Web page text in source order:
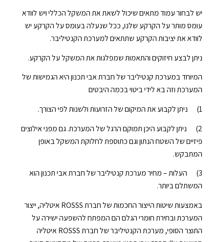
יש לבחור עמוד מתאים שיכול לשאת את המשקל הכללי ויש לוודא
עומס מותר על הקרקע שלנו, ככל שנעלה בעומס על הקרקע יש
לוודא את יציבות הקרקע שתתאים למערכת הקנטיליבר.
ניתן לבצע חיזוקים והתאמות שמפלגות את המשקל על הקרקע.
המיוחד במערכת קנטיליבר של חברת אבי תכנון היא הגמישות של
המערכת וזה בא לידי ביטוי בכמה היבטים
1) ניתן לקבוע את המיקום של הזרועות ולשנות לפי הצורך.
2) ניתן לקבוע היכן תמוקם הרגל של המערכת. גם מפני אילוצים
פיזיים של השטח הנתון וגם כתוספת לחלוקת המשקל באופן
המתבקש.
3) העלות – מחיר מערכת קנטיליבר של חברת אבי תכנון הוא
המשתלם ביותר.
באמצעות שיטות הייצור החכמות של חברת ROSSS איטליה, ייצור
המערכת ובחירת חומרי הגלם הם המפתח להשפעה ישירה על
התוצר הסופי, מערכת הקנטיליבר של חברת ROSSS איטליה